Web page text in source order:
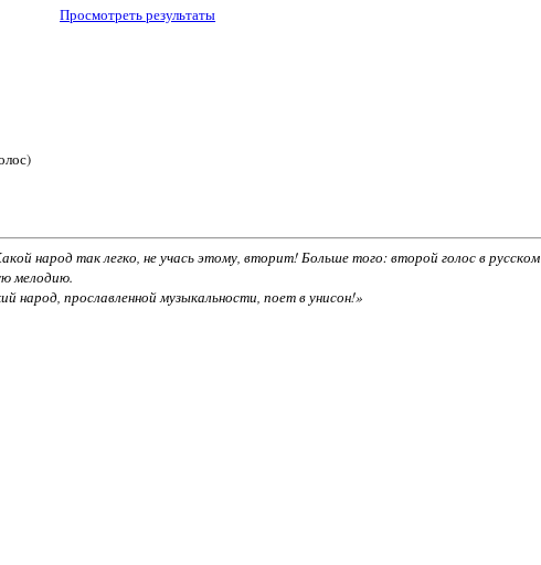
Просмотреть результаты
народ так легко, не учась этому, вторит! Больше того: второй голос в русском
мелодию.
народ, прославленной музыкальности, поет в унисон!»